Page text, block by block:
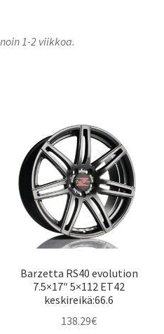
1-2 viikkoa.
Barzetta RS40 evolution
7.5×17″ 5×112 ET42
keskireikä:66.6
138.29€